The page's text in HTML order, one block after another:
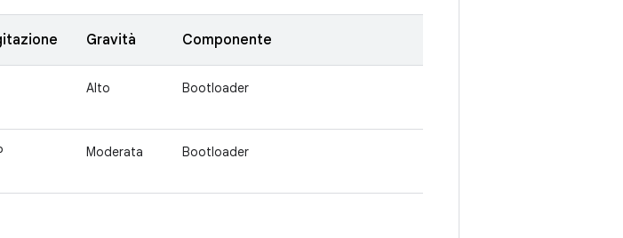
Gravità Componente
Alto Bootloader
Moderata Bootloader